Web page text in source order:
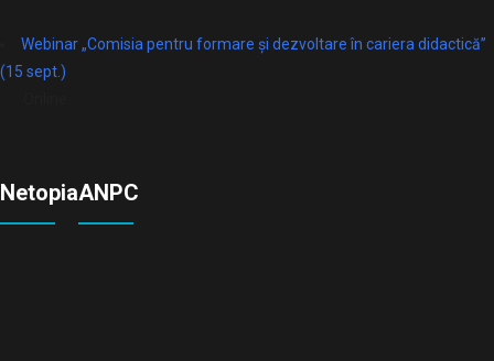
Webinar „Comisia pentru formare și dezvoltare în cariera didactică”
(15 sept.)
NetopiaANPC